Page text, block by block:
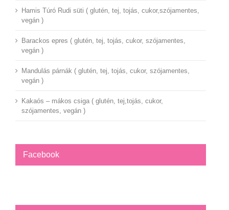
Hamis Túró Rudi süti ( glutén, tej, tojás, cukor,szójamentes,
vegán )
Barackos epres ( glutén, tej, tojás, cukor, szójamentes,
vegán )
Mandulás párnák ( glutén, tej, tojás, cukor, szójamentes,
vegán )
Kakaós – mákos csiga ( glutén, tej,tojás, cukor,
szójamentes, vegán )
Facebook